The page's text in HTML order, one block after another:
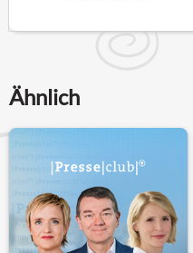
Ähnlich